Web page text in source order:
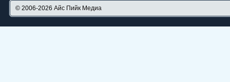
© 2006-2026 Айс Пийк Медиа